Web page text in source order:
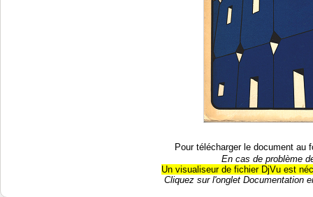
Pour télécharger le document
En cas de problème
Un visualiseur de fichier DjVu est
Cliquez sur l'onglet Documentation